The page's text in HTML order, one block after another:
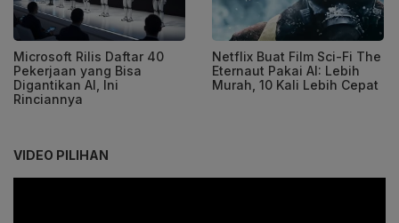
Microsoft Rilis Daftar 40
Pekerjaan yang Bisa
Digantikan AI, Ini
Rinciannya
Netflix Buat Film Sci-Fi The
Eternaut Pakai AI: Lebih
Murah, 10 Kali Lebih Cepat
VIDEO PILIHAN